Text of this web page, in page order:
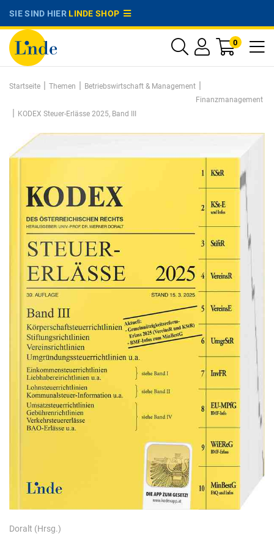
SIE SIND HIERLINDE SHOP
0
Startseite | Themen | Betriebswirtschaft & Management |
Finanzmanagement
| KODEX Steuer-Erlässe 2025, Band III
Doralt (Hrsg.)